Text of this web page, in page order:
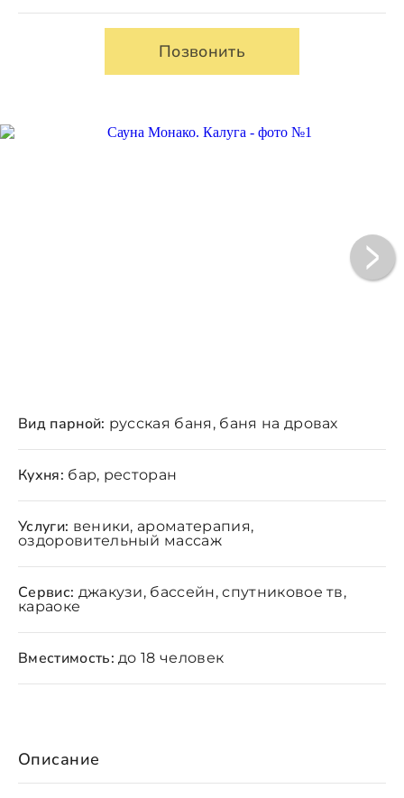
Позвонить
Описание
Вид парной: русская баня, баня на дровах
Кухня: бар, ресторан
Услуги: веники, ароматерапия,
оздоровительный массаж
Сервис: джакузи, бассейн, спутниковое тв,
караоке
Вместимость: до 18 человек